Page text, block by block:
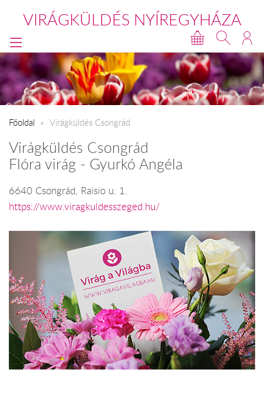
VIRÁGKÜLDÉS NYÍREGYHÁZA
Főoldal Virágküldés Csongrád
Virágküldés Csongrád
Flóra virág - Gyurkó Angéla
6640 Csongrád, Raisio u. 1.
https://www.viragkuldesszeged.hu/